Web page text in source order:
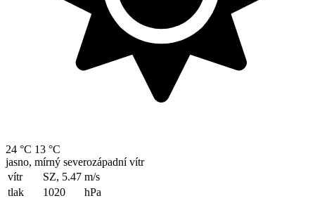
24 °C 13 °C
jasno, mírný severozápadní vítr
vítr
SZ, 5.47 m/s
tlak
1020
hPa